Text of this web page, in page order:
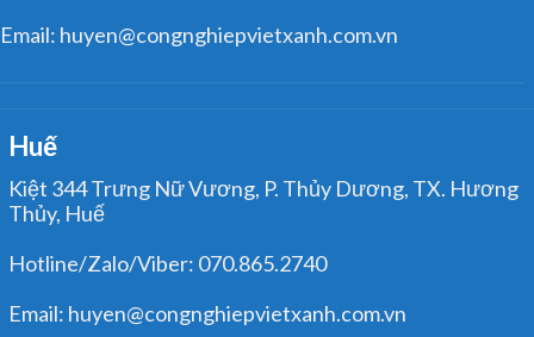
Email: huyen@congnghiepvietxanh.com.vn
Huế
Kiệt 344 Trưng Nữ Vương, P. Thủy Dương, TX. Hương
Thủy, Huế
Hotline/Zalo/Viber: 070.865.2740
Email: huyen@congnghiepvietxanh.com.vn